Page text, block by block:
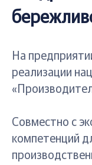
На
реализации
Совместно с
компетенций